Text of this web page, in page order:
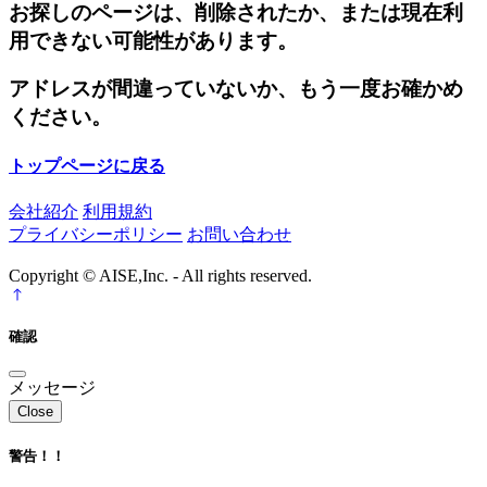
お探しのページは、削除されたか、または現在利
用できない可能性があります。
アドレスが間違っていないか、もう一度お確かめ
ください。
トップページに戻る
会社紹介 利用規約
プライバシーポリシー お問い合わせ
Copyright © AISE,Inc. - All rights reserved.
確認
メッセージ
Close
警告！！